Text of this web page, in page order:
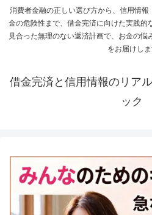
消費者金融の正しい選び方から、信用情
金の危険性まで、借金完済に向けた実践的
見合った無理のない返済計画で、お金の悩
をお届けしま
借金完済と信用情報のリア
ック